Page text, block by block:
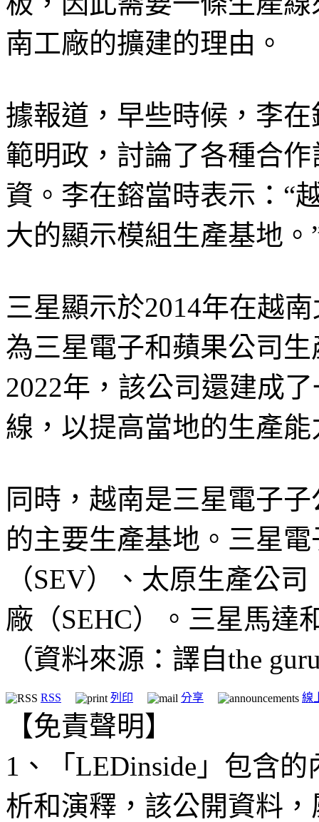
南工廠的擴建的理由。
據報道，早些時候，李
範明政，討論了各種合
資。李在鎔當時表示：“
大的顯示模組生產基地。
三星顯示於2014年在越
為三星電子和蘋果公司
2022年，該公司還建成
線，以提高當地的生產能
同時，越南是三星電子
的主要生產基地。三星
（SEV）、太原生產公
廠（SEHC）。三星馬達
（資料來源：譯自the
RSS 列印 分享 線
【免責聲明】
1、「LEDinside」包含
析和演釋，該公開資料